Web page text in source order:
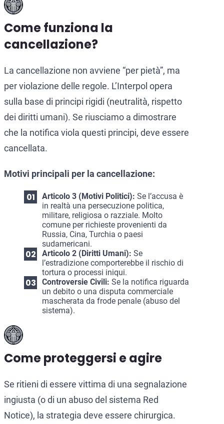
Come funziona la
cancellazione?
La cancellazione non avviene “per pietà”, ma
per violazione delle regole. L’Interpol opera
sulla base di principi rigidi (neutralità, rispetto
dei diritti umani). Se riusciamo a dimostrare
che la notifica viola questi principi, deve essere
cancellata.
Motivi principali per la cancellazione:
Articolo 3 (Motivi Politici): Se l’accusa è
in realtà una persecuzione politica,
militare, religiosa o razziale. Molto
comune per richieste provenienti da
Russia, Cina, Turchia o paesi
sudamericani.
Articolo 2 (Diritti Umani): Se
l’estradizione comporterebbe il rischio di
tortura o processi iniqui.
Controversie Civili: Se la notifica riguarda
un debito o una disputa commerciale
mascherata da frode penale (abuso del
sistema).
Come proteggersi e agire
Se ritieni di essere vittima di una segnalazione
ingiusta (o di un abuso del sistema Red
Notice), la strategia deve essere chirurgica.